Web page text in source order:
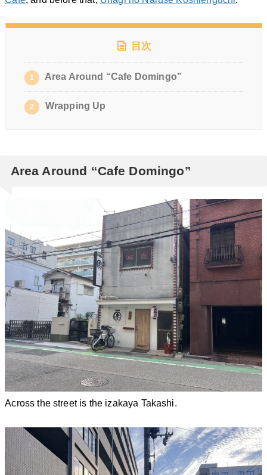
目次
1 Area Around “Cafe Domingo”
2 Wrapping Up
Area Around “Cafe Domingo”
Across the street is the izakaya Takashi.